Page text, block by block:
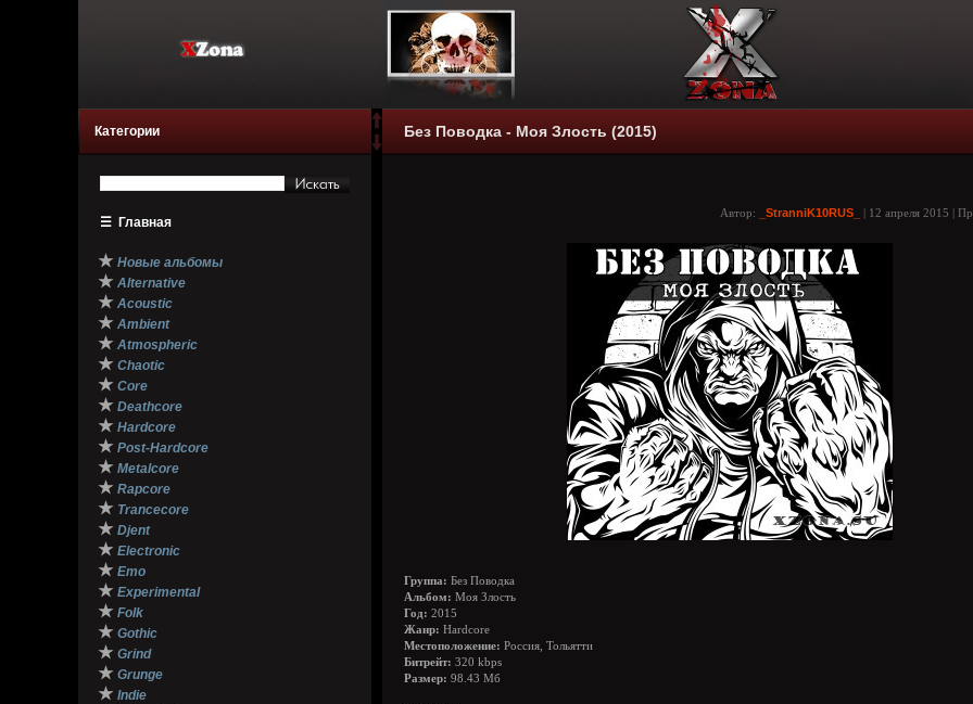
Категории
☰ Главная
★ Новые альбомы
★ Alternative
★ Acoustic
★ Ambient
★ Atmospheric
★ Chaotic
★ Core
★ Deathcore
★ Hardcore
★ Post-Hardcore
★ Metalcore
★ Rapcore
★ Trancecore
★ Djent
★ Electronic
★ Emo
★ Experimental
★ Folk
★ Gothic
★ Grind
★ Grunge
★ Indie
Без Поводка - Моя Злость (2015)
Автор: _StranniK10RUS_ | 12 апреля 2015 |
Группа: Без Поводка
Альбом: Моя Злость
Год: 2015
Жанр: Hardcore
Местоположение: Россия, Тольятти
Битрейт: 320 kbps
Размер: 98.43 Мб